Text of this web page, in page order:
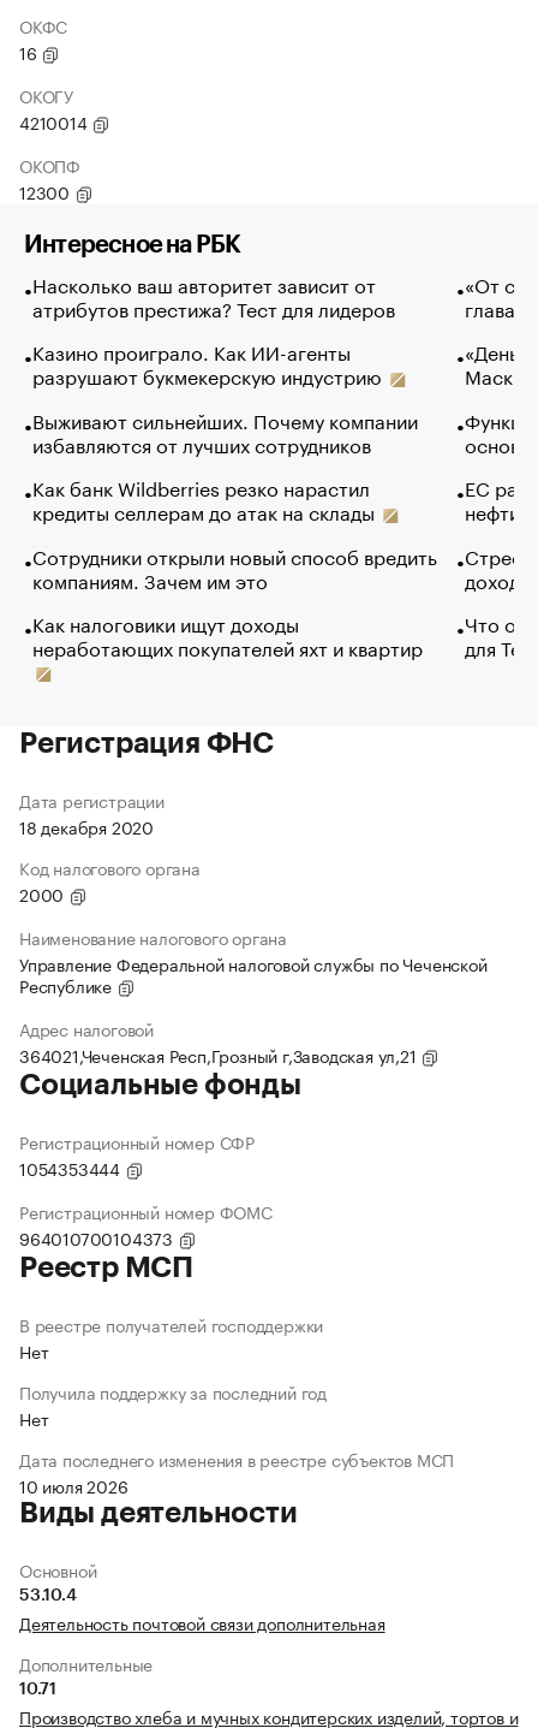
ОКФС
16
ОКОГУ
4210014
ОКОПФ
12300
Интересное на РБК
Насколько ваш авторитет зависит от
атрибутов престижа? Тест для лидеров
Казино проиграло. Как ИИ-агенты
разрушают букмекерскую индустрию
Выживают сильнейших. Почему компании
избавляются от лучших сотрудников
Как банк Wildberries резко нарастил
кредиты селлерам до атак на склады
Сотрудники открыли новый способ вредить
компаниям. Зачем им это
Как налоговики ищут доходы
неработающих покупателей яхт и квартир
«От
глава
Маск в
основ
ЕС
нефти
Что
для
Регистрация ФНС
Дата регистрации
18 декабря 2020
Код налогового органа
2000
Наименование налогового органа
Управление Федеральной налоговой службы по Чеченской
Республике
Адрес налоговой
364021,Чеченская Респ,Грозный г,Заводская ул,21
Социальные фонды
Регистрационный номер СФР
1054353444
Регистрационный номер ФОМС
964010700104373
Реестр МСП
В реестре получателей господдержки
Нет
Получила поддержку за последний год
Нет
Дата последнего изменения в реестре субъектов МСП
10 июля 2026
Виды деятельности
Основной
53.10.4
Деятельность почтовой связи дополнительная
Дополнительные
10.71
Производство хлеба и мучных кондитерских изделий, тортов и